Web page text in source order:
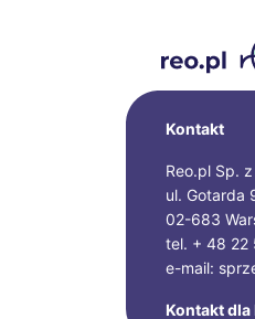
Kontakt
Reo.pl Sp.
ul. Gotarda
02-683
tel. + 48 22
e-mail:
Kontakt